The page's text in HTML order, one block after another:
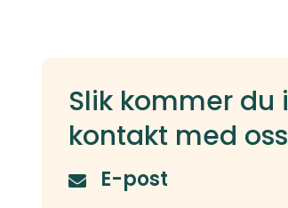
Slik kommer du i
kontakt med oss
E-post